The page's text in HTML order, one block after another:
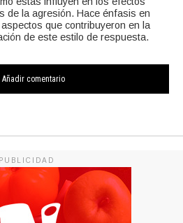
de la agresión. Hace énfasis en
que contribuyeron en la
de este estilo de respuesta.
Añadir comentario
PUBLICIDAD